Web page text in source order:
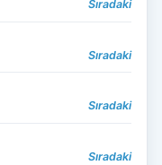
Sıradaki
Sıradaki
Sıradaki
Sıradaki